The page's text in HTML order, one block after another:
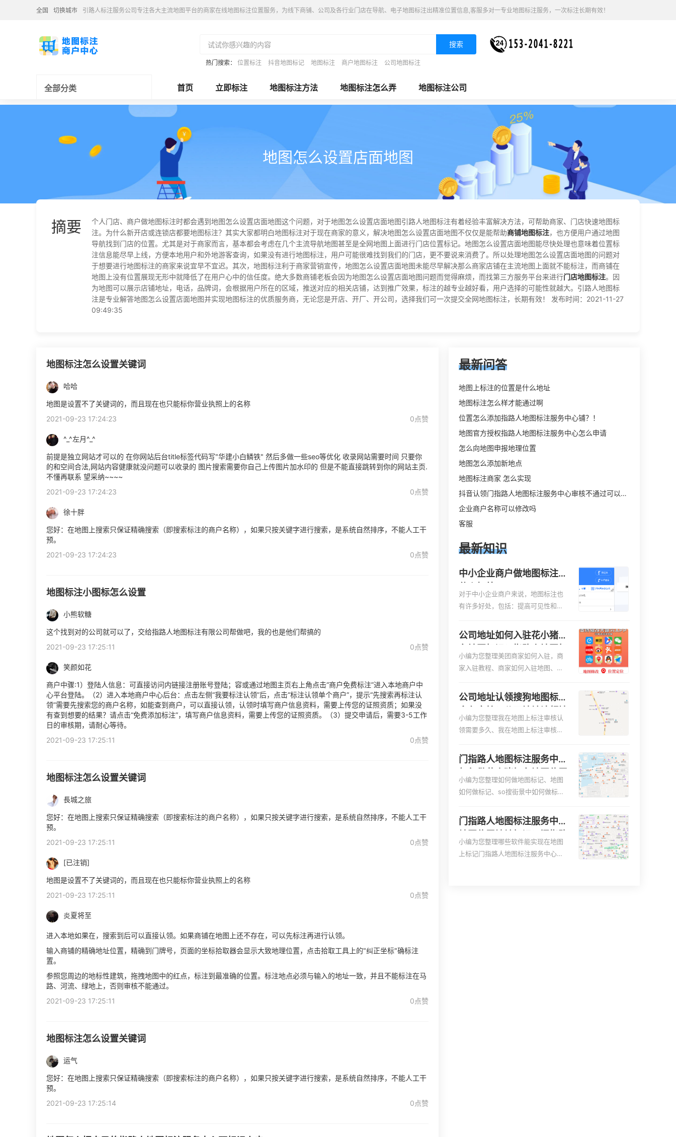
全国 切换城市 引路人标注服务公司专注各大主流地图平台的商家在线地图标注位置服务，为线下商铺、公司及各行业门店在导航、电子地图标注出精准位置信息,客服多对一专业地图标注服务，一次标注长期有效！
搜索
热门搜索： 位置标注 抖音地图标记 地图标注 商户地图标注 公司地图标注
全部分类 首页 立即标注 地图标注方法 地图标注怎么弄 地图标注公司
地图怎么设置店面地图
摘要
个人门店、商户做地图标注时都会遇到地图怎么设置店面地图这个问题，对于地图怎么设置店面地图引路人地图标注有着经验丰富解决方法，可帮助商家、门店快速地图标
注。为什么新开店或连锁店都要地图标注？其实大家都明白地图标注对于现在商家的意义，解决地图怎么设置店面地图不仅仅是能帮助商铺地图标注，也方便用户通过地图
导航找到门店的位置。尤其是对于商家而言，基本都会考虑在几个主流导航地图甚至是全网地图上面进行门店位置标记。地图怎么设置店面地图能尽快处理也意味着位置标
注信息能尽早上线，方便本地用户和外地游客查询，如果没有进行地图标注，用户可能很难找到我们的门店，更不要说来消费了。所以处理地图怎么设置店面地图的问题对
于想要进行地图标注的商家来说宜早不宜迟。其次，地图标注利于商家营销宣传，地图怎么设置店面地图未能尽早解决那么商家店铺在主流地图上面就不能标注，而商铺在
地图上没有位置展现无形中就降低了在用户心中的信任度。绝大多数商铺老板会因为地图怎么设置店面地图问题而觉得麻烦，而找第三方服务平台来进行门店地图标注。因
为地图可以展示店铺地址，电话，品牌词，会根据用户所在的区域，推送对应的相关店铺，达到推广效果，标注的越专业越好看，用户选择的可能性就越大。引路人地图标
注是专业解答地图怎么设置店面地图并实现地图标注的优质服务商，无论您是开店、开厂、开公司，选择我们可一次提交全网地图标注，长期有效！ 发布时间：2021-11-27
09:49:35
地图标注怎么设置关键词
哈哈
地图是设置不了关键词的，而且现在也只能标你营业执照上的名称
2021-09-23 17:24:23
0点赞
^_^左月^_^
前提是独立网站才可以的 在你网站后台title标签代码写"华建小白鳞铁" 然后多做一些seo等优化 收录网站需要时间 只要你
的和空间合法,网站内容健康就没问题可以收录的 图片搜索需要你自己上传图片加水印的 但是不能直接跳转到你的网站主页.
不懂再联系 望采纳~~~~
2021-09-23 17:24:23
0点赞
徐十胖
您好：在地图上搜索只保证精确搜索（即搜索标注的商户名称），如果只按关键字进行搜索，是系统自然排序，不能人工干
预。
2021-09-23 17:24:23
0点赞
地图标注小图标怎么设置
小熊软糖
这个找到对的公司就可以了，交给指路人地图标注有限公司帮做吧，我的也是他们帮搞的
2021-09-23 17:25:11
0点赞
笑颜如花
商户中骤:1）登陆人信息：可直接访问内链接注册账号登陆；容或通过地图主页右上角点击“商户免费标注”进入本地商户中
心平台登陆。（2）进入本地商户中心后台：点击左侧“我要标注认领”后，点击“标注认领单个商户”，提示“先搜索再标注认
领”需要先搜索您的商户名称，如能查到商户，可以直接认领，认领时填写商户信息资料，需要上传您的证照资质；如果没
有查到想要的结果？请点击“免费添加标注”，填写商户信息资料，需要上传您的证照资质。（3）提交申请后，需要3-5工作
日的审核期，请耐心等待。
2021-09-23 17:25:11
0点赞
地图标注怎么设置关键词
長城之旅
您好：在地图上搜索只保证精确搜索（即搜索标注的商户名称），如果只按关键字进行搜索，是系统自然排序，不能人工干
预。
2021-09-23 17:25:11
0点赞
[已注销]
地图是设置不了关键词的，而且现在也只能标你营业执照上的名称
2021-09-23 17:25:11
0点赞
炎夏将至
进入本地如果在，搜索到后可以直接认领。如果商铺在地图上还不存在，可以先标注再进行认领。
输入商铺的精确地址位置，精确到门牌号，页面的坐标拾取器会显示大致地理位置，点击拾取工具上的"纠正坐标"确标注
置。
参照您周边的地标性建筑，拖拽地图中的红点，标注到最准确的位置。标注地点必须与输入的地址一致，并且不能标注在马
路、河流、绿地上，否则审核不能通过。
2021-09-23 17:25:11
0点赞
地图标注怎么设置关键词
运气
您好：在地图上搜索只保证精确搜索（即搜索标注的商户名称），如果只按关键字进行搜索，是系统自然排序，不能人工干
预。
2021-09-23 17:25:14
0点赞
最新问答
地图上标注的位置是什么地址
地图标注怎么样才能通过啊
位置怎么添加指路人地图标注服务中心铺？！
地图官方授权指路人地图标注服务中心怎么申请
怎么向地图申报地理位置
地图怎么添加新地点
地图标注商家 怎么实现
抖音认领门指路人地图标注服务中心审核不通过可以删除不
企业商户名称可以修改吗
客服
最新知识
中小企业商户做地图标注有
对于中小企业商户来说，地图标注也
有许多好处，包括：提高可见性和曝
置，可以增加商户的可见性和曝光
率。当潜在客户在地图上搜索相关服
务或产品时，能够快速找到标注的商
户位置，增加商户被发现的机会。方
更容易地找到商户的实际位置。特别
是对于新客户或不熟悉该地区的客户
来说，地图标注可以提供明确的导航
指引，减少客户的迷路和浪费时间的
实体指路人地图标注服务中心面的存
在。对于一些客户来说，实体指路人
地
公司地址如何入驻花小猪打
注服务中心铺如何入驻花小
小编为您整理美团商家如何入驻，商
家入驻教程、商家如何入驻地图、如
图、家政公司如何入驻美团相关地图
标注知识，详情可查看下方正文！
公司地址认领搜狗地图标注
图标注多久审核？
小编为您整理我在地图上标注审核认
领需要多久、我在地图上标注审核认
领需要多久i、我在地图上标注审核认
领需要多久Y、搜狗地图标注要多久才
显示相关地图标注知识，详情可查看
下方正文！
门指路人地图标注服务中心
标记？门指路人地图标注服
地址标记？
小编为您整理如何做地图标记、地图
如何做标记、so搜街景中如何做标
到门指路人地图标注服务中心办理手
续的吗、哪些软件能实现在地图上标
记门指路人地图标注服务中心位置相
关地图标注知识，详情可查看下方正
门指路人地图标注服务中心
人地图标注服务中心苹果地
小编为您整理哪些软件能实现在地图
上标记门指路人地图标注服务中心位